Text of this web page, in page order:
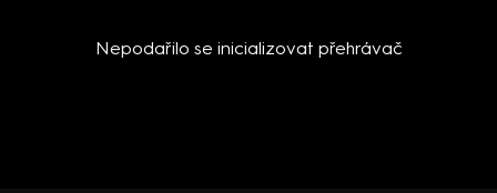
Nepodařilo se inicializovat přehrávač